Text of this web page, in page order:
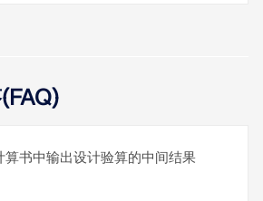
Strebe (Buckling-
steht für die 钢结构设计 nach
进行铝合金结构设计时，您可以
算书中输出设计验算的中间结果